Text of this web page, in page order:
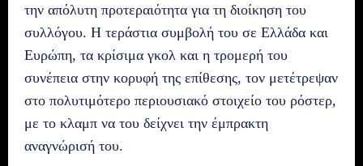
την απόλυτη προτεραιότητα για τη διοίκηση του
συλλόγου. Η τεράστια συμβολή του σε Ελλάδα και
Ευρώπη, τα κρίσιμα γκολ και η τρομερή του
συνέπεια στην κορυφή της επίθεσης, τον μετέτρεψαν
στο πολυτιμότερο περιουσιακό στοιχείο του ρόστερ,
με το κλαμπ να του δείχνει την έμπρακτη
αναγνώρισή του.